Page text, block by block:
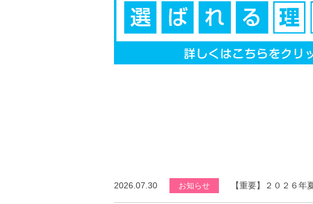
2026.07.30 お知らせ 【重要】２０２６年